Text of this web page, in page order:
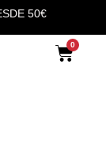
50€